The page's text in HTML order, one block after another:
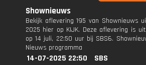
Shownieuws
Bekijk aflevering 195 van Shownieuws
2025 hier op KIJK. Deze aflevering is
op 14 juli, 22:50 uur bij SBS6.
Nieuws programma
14-07-2025 22:50
SBS